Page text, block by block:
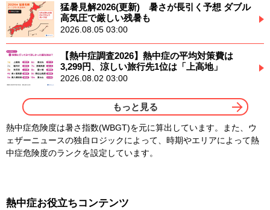
猛暑見解2026(更新) 暑さが長引く予想 ダブル
高気圧で厳しい残暑も
2026.08.05 03:00
【熱中症調査2026】熱中症の平均対策費は
3,299円、涼しい旅行先1位は「上高地」
2026.08.02 03:00
もっと見る
熱中症危険度は暑さ指数(WBGT)を元に算出しています。また、ウ
ェザーニュースの独自ロジックによって、時期やエリアによって熱
中症危険度のランクを設定しています。
熱中症お役立ちコンテンツ